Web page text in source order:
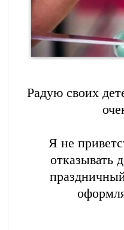
Радую своих
Я не
отказывать